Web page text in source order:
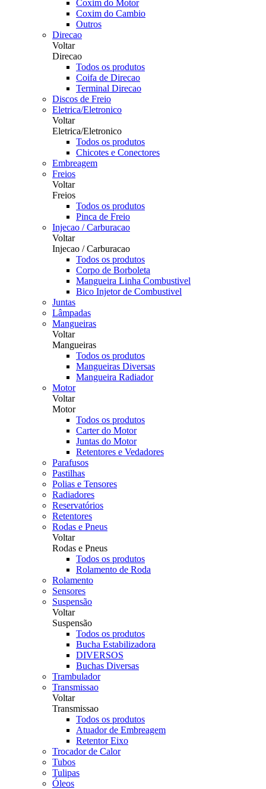
Coxim do Motor
Coxim do Cambio
Outros
Direcao
Voltar
Direcao
Todos os produtos
Coifa de Direcao
Terminal Direcao
Discos de Freio
Eletrica/Eletronico
Voltar
Eletrica/Eletronico
Todos os produtos
Chicotes e Conectores
Embreagem
Freios
Voltar
Freios
Todos os produtos
Pinca de Freio
Injecao / Carburacao
Voltar
Injecao / Carburacao
Todos os produtos
Corpo de Borboleta
Mangueira Linha Combustivel
Bico Injetor de Combustivel
Juntas
Lâmpadas
Mangueiras
Voltar
Mangueiras
Todos os produtos
Mangueiras Diversas
Mangueira Radiador
Motor
Voltar
Motor
Todos os produtos
Carter do Motor
Juntas do Motor
Retentores e Vedadores
Parafusos
Pastilhas
Polias e Tensores
Radiadores
Reservatórios
Retentores
Rodas e Pneus
Voltar
Rodas e Pneus
Todos os produtos
Rolamento de Roda
Rolamento
Sensores
Suspensão
Voltar
Suspensão
Todos os produtos
Bucha Estabilizadora
DIVERSOS
Buchas Diversas
Trambulador
Transmissao
Voltar
Transmissao
Todos os produtos
Atuador de Embreagem
Retentor Eixo
Trocador de Calor
Tubos
Tulipas
Óleos